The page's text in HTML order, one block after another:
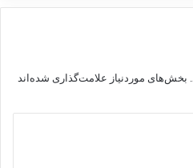
بخش‌های موردنیاز علامت‌گذاری شده‌اند